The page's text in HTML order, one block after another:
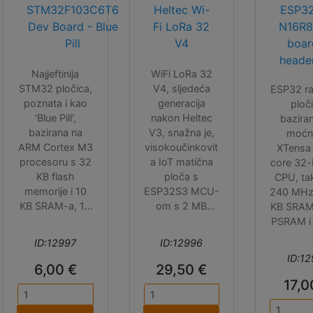
STM32F103C6T6
Dev Board - Blue
Pill
Najjeftinija
STM32 pločica,
poznata i kao
'Blue Pill',
bazirana na
ARM Cortex M3
procesoru s 32
KB flash
memorije i 10
KB SRAM-a, 10
(2x), I2C, SPI i
CAN
komunikacijom.
ID:12997
6,00 €
Heltec Wi-
Fi LoRa 32
V4
WiFi LoRa 32
V4, sljedeća
generacija
nakon Heltec
V3, snažna je,
visokoučinkovit
a IoT matična
ploča s
ESP32S3 MCU-
om s 2 MB
SX1262 868
MHz LoRa
čipom. Ima
priključak za
litij-ionsku
ID:12996
29,50 €
ESP32
core 32-
CPU,
240
KB
PSRAM i
je
ESP32
Tu je i